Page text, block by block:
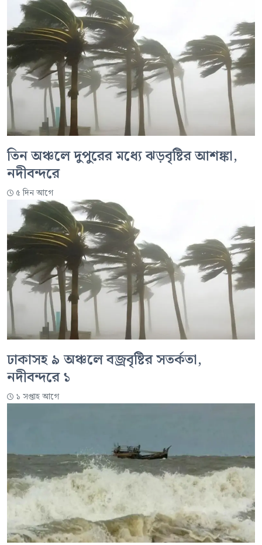
তিন অঞ্চলে দুপুরের মধ্যে ঝড়বৃষ্টির আশঙ্কা,
নদীবন্দরে
৫ দিন আগে
ঢাকাসহ ৯ অঞ্চলে বজ্রবৃষ্টির সতর্কতা,
নদীবন্দরে ১
১ সপ্তাহ আগে